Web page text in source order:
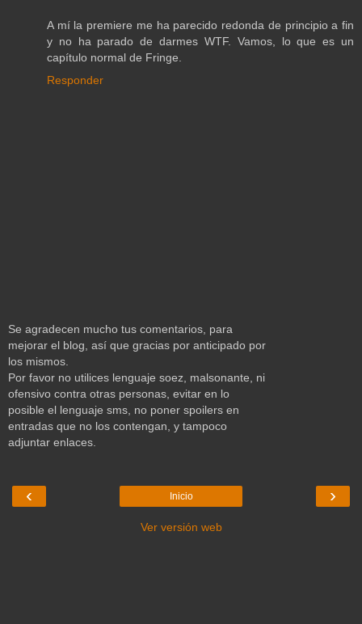
A mí la premiere me ha parecido redonda de principio a fin
y no ha parado de darmes WTF. Vamos, lo que es un
capítulo normal de Fringe.
Responder
Se agradecen mucho tus comentarios, para
mejorar el blog, así que gracias por anticipado por
los mismos.
Por favor no utilices lenguaje soez, malsonante, ni
ofensivo contra otras personas, evitar en lo
posible el lenguaje sms, no poner spoilers en
entradas que no los contengan, y tampoco
adjuntar enlaces.
‹ ›
Inicio
Ver versión web